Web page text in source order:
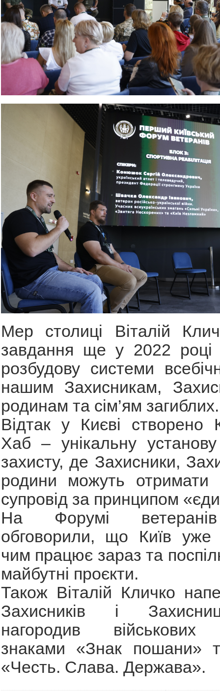
Мер столиці Віталій
завдання ще у 2022 році
розбудову системи
нашим Захисникам,
родинам та сім’ям загиблих.
Відтак у Києві створено
Хаб – унікальну установу
захисту, де Захисники,
родини можуть отримати
супровід за принципом
На Форумі
обговорили, що Київ уже
чим працює зараз та
майбутні проєкти.
Також Віталій Кличко
Захисників і
нагородив військових
знаками «Знак пошани»
«Честь. Слава. Держава».